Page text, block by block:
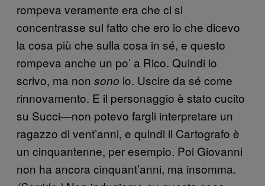
rompeva veramente era che ci si
concentrasse sul fatto che ero io che dicevo
la cosa più che sulla cosa in sé, e questo
rompeva anche un po’ a Rico. Quindi io
scrivo, ma non sono io. Uscire da sé come
rinnovamento. E il personaggio è stato cucito
su Succi—non potevo fargli interpretare un
ragazzo di vent’anni, e quindi il Cartografo è
un cinquantenne, per esempio. Poi Giovanni
non ha ancora cinquant’anni, ma insomma.